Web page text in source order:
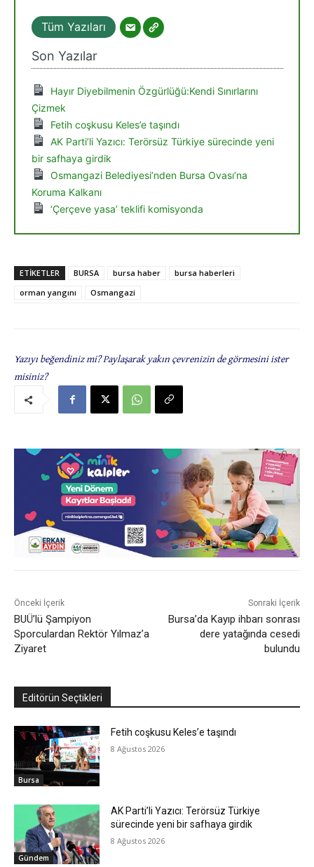
Tüm Yazıları
Son Yazılar
Hayır Diyebilmenin Özgürlüğü:Kendi Sınırlarını
Çizmek
Fetih coşkusu Keles’e taşındı
AK Parti’li Yazıcı: Terörsüz Türkiye sürecinde yeni
bir safhaya girdik
Osmangazi Belediyesi’nden Bursa Ovası’na
Koruma Kalkanı
‘Çerçeve yasa’ teklifi komisyonda
ETIKETLER BURSA bursa haber
bursa haberleri
orman yangını
Osmangazi
Yazıyı beğendiniz mi? Paylaşarak yakın çevrenizin de görmesini ister
misiniz?
Önceki İçerik
BUÜ’lü Şampiyon
Sporculardan Rektör Yılmaz’a
Ziyaret
Sonraki İçerik
Bursa’da Kayıp ihbarı sonrası
dere yatağında cesedi
bulundu
Editörün Seçtikleri
Bursa
Fetih coşkusu Keles’e taşındı
8 Ağustos 2026
Gündem
AK Parti’li Yazıcı: Terörsüz Türkiye
sürecinde yeni bir safhaya girdik
8 Ağustos 2026